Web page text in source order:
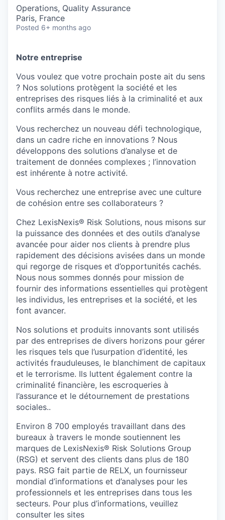
Operations, Quality Assurance
Paris, France
Posted 6+ months ago
Notre entreprise
Vous voulez que votre prochain poste ait du sens
? Nos solutions protègent la société et les
entreprises des risques liés à la criminalité et aux
conflits armés dans le monde.
Vous recherchez un nouveau défi technologique,
dans un cadre riche en innovations ? Nous
développons des solutions d’analyse et de
traitement de données complexes ; l’innovation
est inhérente à notre activité.
Vous recherchez une entreprise avec une culture
de cohésion entre ses collaborateurs ?
Chez LexisNexis® Risk Solutions, nous misons sur
la puissance des données et des outils d’analyse
avancée pour aider nos clients à prendre plus
rapidement des décisions avisées dans un monde
qui regorge de risques et d’opportunités cachés.
Nous nous sommes donnés pour mission de
fournir des informations essentielles qui protègent
les individus, les entreprises et la société, et les
font avancer.
Nos solutions et produits innovants sont utilisés
par des entreprises de divers horizons pour gérer
les risques tels que l’usurpation d’identité, les
activités frauduleuses, le blanchiment de capitaux
et le terrorisme. Ils luttent également contre la
criminalité financière, les escroqueries à
l’assurance et le détournement de prestations
sociales..
Environ 8 700 employés travaillant dans des
bureaux à travers le monde soutiennent les
marques de LexisNexis® Risk Solutions Group
(RSG) et servent des clients dans plus de 180
pays. RSG fait partie de RELX, un fournisseur
mondial d’informations et d’analyses pour les
professionnels et les entreprises dans tous les
secteurs. Pour plus d’informations, veuillez
consulter les sites